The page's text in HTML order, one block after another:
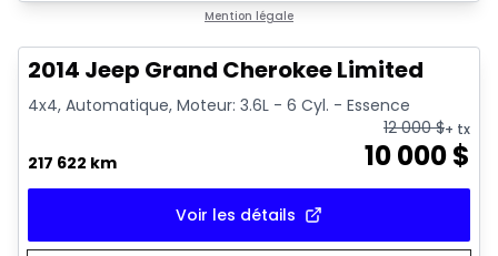
Mention légale
2014 Jeep Grand Cherokee Limited
4x4, Automatique, Moteur: 3.6L - 6 Cyl. - Essence
217 622 km 10 000$
12 000$+ tx
Voir les détails